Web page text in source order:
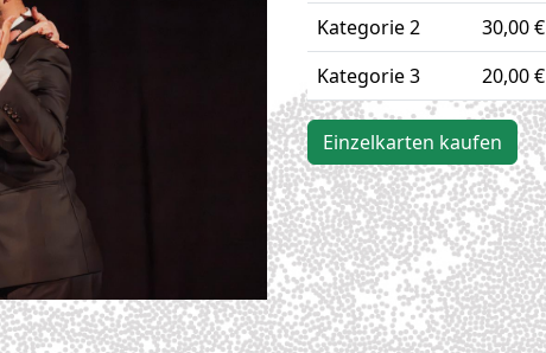
Kategorie 2
30,00 €
Kategorie 3
20,00 €
Einzelkarten kaufen